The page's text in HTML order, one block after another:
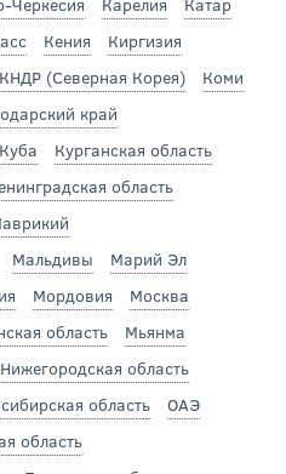
Кения
Киргизия
КНДР (Северная Корея)
Коми
край
Куба
Курганская область
область
Мальдивы
Марий Эл
Мордовия
Москва
область
Мьянма
Нижегородская область
область
ОАЭ
область